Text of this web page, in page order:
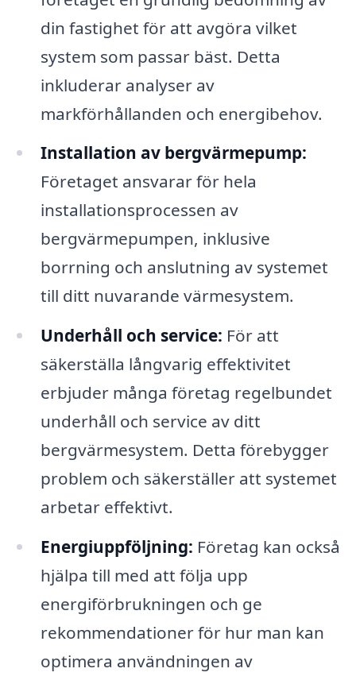
din fastighet för att avgöra vilket
system som passar bäst. Detta
inkluderar analyser av
markförhållanden och energibehov.
Installation av bergvärmepump:
Företaget ansvarar för hela
installationsprocessen av
bergvärmepumpen, inklusive
borrning och anslutning av systemet
till ditt nuvarande värmesystem.
Underhåll och service: För att
säkerställa långvarig effektivitet
erbjuder många företag regelbundet
underhåll och service av ditt
bergvärmesystem. Detta förebygger
problem och säkerställer att systemet
arbetar effektivt.
Energiuppföljning: Företag kan också
hjälpa till med att följa upp
energiförbrukningen och ge
rekommendationer för hur man kan
optimera användningen av